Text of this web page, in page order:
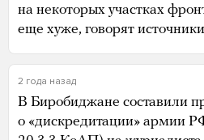
на некоторых участках
еще хуже, говорят
2 года назад
В Биробиджане составили
о «дискредитации» армии